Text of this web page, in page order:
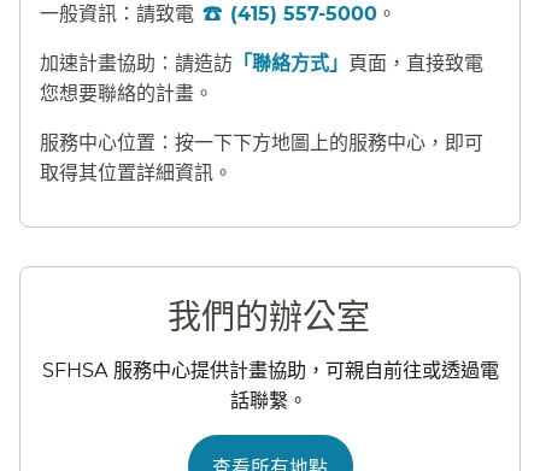
一般資訊：請致電 (415) 557-5000。​​
加速計畫協助：請造訪 「聯絡方式」 頁面，直接致電
您想要聯絡的計畫。​​
服務中心位置：按一下下方地圖上的服務中心，即可
取得其位置詳細資訊。​​
我們的辦公室​​
SFHSA 服務中心提供計畫協助，可親自前往或透過電
話聯繫。​​